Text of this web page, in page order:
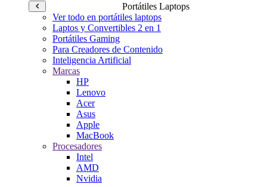
Portátiles Laptops
Ver todo en portátiles laptops
Laptos y Convertibles 2 en 1
Portátiles Gaming
Para Creadores de Contenido
Inteligencia Artificial
Marcas
HP
Lenovo
Acer
Asus
Apple
MacBook
Procesadores
Intel
AMD
Nvidia